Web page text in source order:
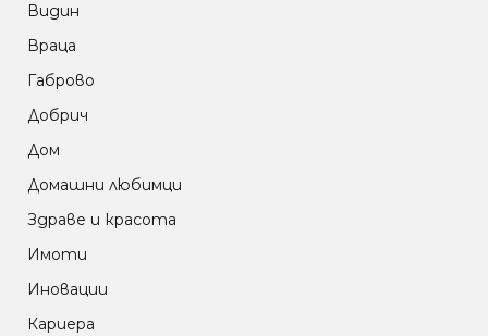
Видин
Враца
Габрово
Добрич
Дом
Домашни любимци
Здраве и красота
Имоти
Иновации
Кариера